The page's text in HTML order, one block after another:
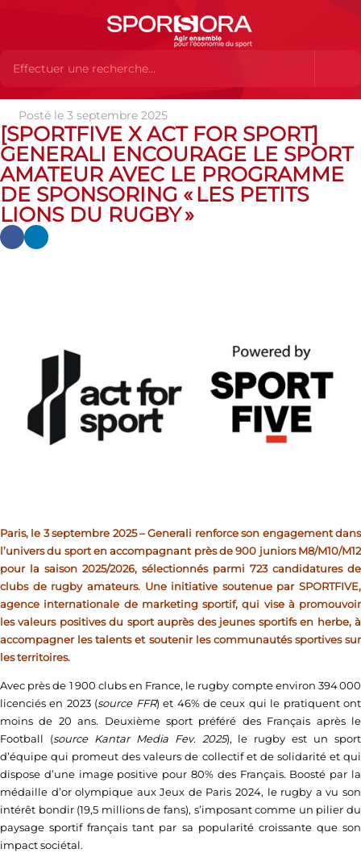
Actualités Actualités Actualités des MEMBRES
x Act For Sport] GENERALI ENCOURAGE LE SPORT AMATEUR AVEC
LE PROGRAMME DE SPONSORING « LES PETITS LIONS DU RUGBY »
Posté le 3 septembre 2025
[SPORTFIVE X ACT FOR SPORT]
GENERALI ENCOURAGE LE SPORT
AMATEUR AVEC LE PROGRAMME
DE SPONSORING « LES PETITS
LIONS DU RUGBY »
Paris, le 3 septembre 2025 – Generali renforce son engagement dans
l’univers du sport en accompagnant près de 900 juniors M8/M10/M12
pour la saison 2025/2026, sélectionnés parmi 723 candidatures de
clubs de rugby amateurs. Une initiative soutenue par SPORTFIVE,
agence internationale de marketing sportif, qui vise à promouvoir
les valeurs positives du sport auprès des jeunes sportifs en herbe, à
accompagner les talents et soutenir les communautés sportives sur
les territoires.
Avec près de 1 900 clubs en France, le rugby compte environ 394 000
licenciés en 2023 (source FFR) et 46% de ceux qui le pratiquent ont
moins de 20 ans. Deuxième sport préféré des Français après le
Football (source Kantar Media Fev. 2025), le rugby est un sport
d’équipe qui promeut des valeurs de collectif et de solidarité et qui
dispose d’une image positive pour 80% des Français. Boosté par la
médaille d’or olympique aux Jeux de Paris 2024, le rugby a vu son
intérêt bondir (19,5 millions de fans), s’imposant comme un pilier du
paysage sportif français tant par sa popularité croissante que son
impact sociétal.